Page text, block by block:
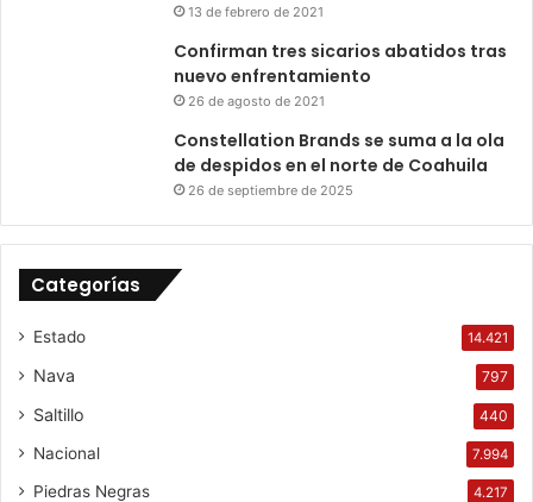
13 de febrero de 2021
Confirman tres sicarios abatidos tras
nuevo enfrentamiento
26 de agosto de 2021
Constellation Brands se suma a la ola
de despidos en el norte de Coahuila
26 de septiembre de 2025
Categorías
Estado 14.421
Nava 797
Saltillo 440
Nacional 7.994
Piedras Negras 4.217